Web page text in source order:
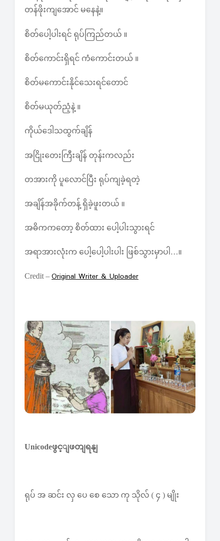
တန်ဖိုးကျအောင် မနေနဲ့။
စိတ်ပေါ့ပါးရင် ရုပ်ကြည်တယ် ။
စိတ်ကောင်းရှိရင် ကံကောင်းတယ် ။
စိတ်မကောင်းနိုင်သေးရင်တောင်
စိတ်မယုတ်ညံ့နဲ့ ။
ကိုယ်ဒေါသထွက်ချိန်
အငြိုးတေးကြီးချိန် တုန်းကလည်း
တအားကို ပူလောင်ပြီး ရုပ်ကျခဲ့ရတဲ့
အချိန်အခိုက်တန့် ရှိခဲ့ဖူးတယ် ။
အဓိကကတော့ စိတ်ထား ပေါ့ပါးသွားရင်
အရာအားလုံးက ပေါ့ပေါ့ပါးပါး ဖြစ်သွားမှာပါ…။
Credit – Original Writer & Uploader
Unicodeဖွင့ျဖတျရနျ
ရုပ် အ ဆင်း လှ ပေ စေ သော ကု သိုလ် ( ၄ ) မျိုး